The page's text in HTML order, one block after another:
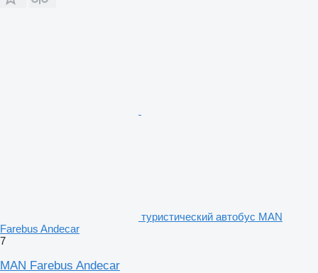
туристический автобус MAN
Farebus Andecar
7
MAN Farebus Andecar